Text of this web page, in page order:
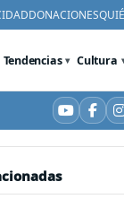
DONACIONES
Tendencias Cultura
YouTube